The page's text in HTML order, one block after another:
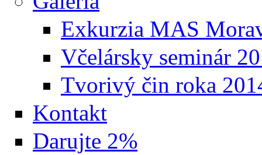
Exkurzia MAS
Včelársky seminár
Tvorivý čin roka
Kontakt
Darujte 2%